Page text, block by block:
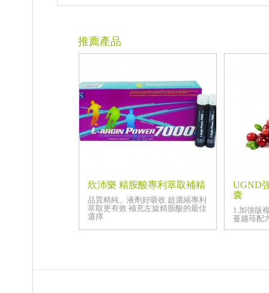
推薦產品
欣沛樂 精胺酸專利萃取補精
品質精純、液劑好吸收 超濃縮專利
萃取更有效 補充左旋精胺酸的最佳
選擇
UGND
囊
1.加強版
蔓越苺配